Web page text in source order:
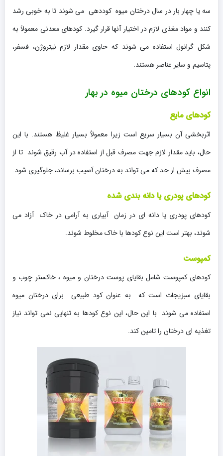
سه یا چهار بار در سال درختان میوه کوددهی می شوند تا به خوبی رشد
کنند و مواد مغذی لازم در اختیار آنها قرار گیرد. کودهای معدنی معمولاً به
شکل گرانول استفاده می شوند که حاوی مقدار لازم نیتروژن، فسفر،
پتاسیم و سایر عناصر هستند.
انواع کودهای درختان میوه در بهار
کودهای مایع
اثربخشی آن بسیار سریع است زیرا معمولاً بسیار غلیظ هستند. با این
حال، باید مقدار لازم جهت مصرف قبل از استفاده در آب رقیق شوند تا از
مصرف بیش از حد که می تواند به درختان آسیب برساند، جلوگیری شود.
کودهای پودری یا دانه بندی شده
کودهای پودری یا دانه ای در زمان آبیاری به آرامی در خاک آزاد می
شوند، بهتر است این نوع کودها با خاک مخلوط شوند.
کمپوست
کودهای کمپوست شامل بقایای پوست درختان و میوه ، خاکستر چوب و
بقایای سبزیجات است که به عنوان کود طبیعی برای درختان میوه
استفاده می شوند با این حال، این نوع کودها به تنهایی نمی تواند نیاز
تغذیه ای درختان را تامین کند.